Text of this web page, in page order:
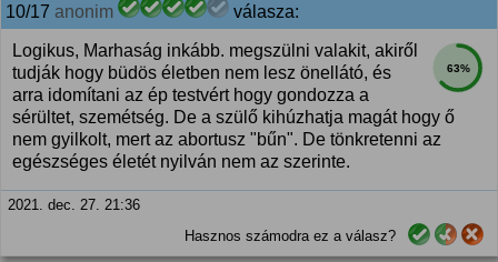
10/17 anonim válasza:
63%
Logikus, Marhaság inkább. megszülni valakit, akiről
tudják hogy büdös életben nem lesz önellátó, és
arra idomítani az ép testvért hogy gondozza a
sérültet, szemétség. De a szülő kihúzhatja magát hogy ő
nem gyilkolt, mert az abortusz "bűn". De tönkretenni az
egészséges életét nyilván nem az szerinte.
2021. dec. 27. 21:36
Hasznos számodra ez a válasz?